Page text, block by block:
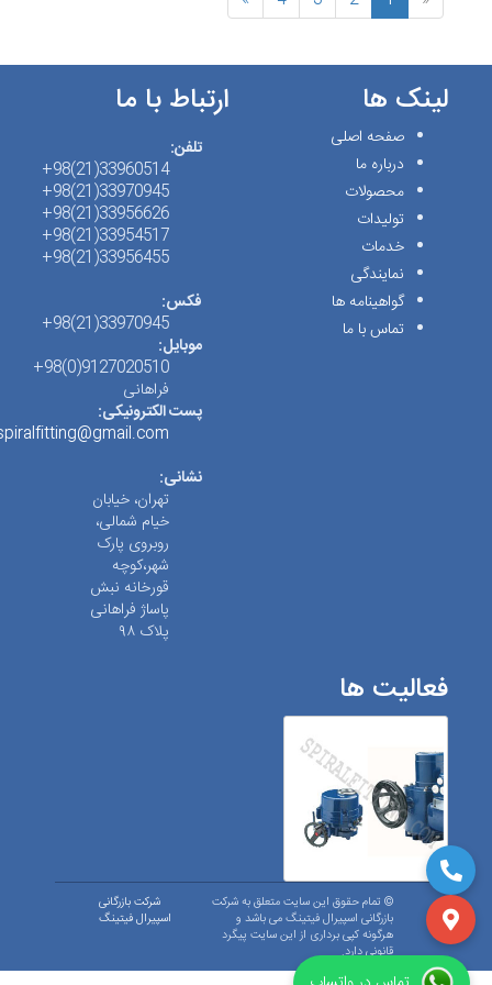
لینک ها
صفحه اصلی
درباره ما
محصولات
تولیدات
خدمات
نمایندگی
گواهینامه ها
تماس با ما
ارتباط با ما
تلفن:
33960514(21)98+
33970945(21)98+
33956626(21)98+
33954517(21)98+
33956455(21)98+
فکس:
33970945(21)98+
موبایل:
9127020510(0)98+
فراهانی
پست الکترونیکی:
spiralfitting@gmail.com
نشانی:
تهران، خیابان
خیام شمالی،
روبروی پارک
شهر،کوچه
قورخانه نبش
پاساژ فراهانی
پلاک ۹۸
فعالیت ها
© تمام حقوق این سایت متعلق به شرکت
بازرگانی اسپیرال فیتینگ می باشد و
هرگونه کپی برداری از این سایت پیگرد
قانونی دارد.
شرکت بازرگانی
اسپیرال فیتینگ